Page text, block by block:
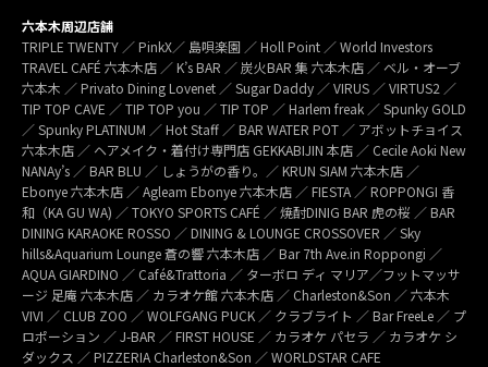
六本木周辺店舗
TRIPLE TWENTY ／ PinkX／ 島唄楽園 ／ Holl Point ／ World Investors
TRAVEL CAFÉ 六本木店 ／ K’s BAR ／ 炭火BAR 集 六本木店 ／ ベル・オーブ
六本木 ／ Privato Dining Lovenet ／ Sugar Daddy ／ VIRUS ／ VIRTUS2 ／
TIP TOP CAVE ／ TIP TOP you ／ TIP TOP ／ Harlem freak ／ Spunky GOLD
／ Spunky PLATINUM ／ Hot Staff ／ BAR WATER POT ／ アボットチョイス
六本木店 ／ ヘアメイク・着付け専門店 GEKKABIJIN 本店 ／ Cecile Aoki New
NANAy’s ／ BAR BLU ／ しょうがの香り。／ KRUN SIAM 六本木店 ／
Ebonye 六本木店 ／ Agleam Ebonye 六本木店 ／ FIESTA ／ ROPPONGI 香
和（KA GU WA) ／ TOKYO SPORTS CAFÉ ／ 焼酎DINIG BAR 虎の桜 ／ BAR
DINING KARAOKE ROSSO ／ DINING & LOUNGE CROSSOVER ／ Sky
hills&Aquarium Lounge 蒼の響 六本木店 ／ Bar 7th Ave.in Roppongi ／
AQUA GIARDINO ／ Café&Trattoria ／ ターボロ ディ マリア／フットマッサ
ージ 足庵 六本木店 ／ カラオケ館 六本木店 ／ Charleston&Son ／ 六本木
VIVI ／ CLUB ZOO ／ WOLFGANG PUCK ／ クラブライト ／ Bar FreeLe ／ プ
ロポーション ／ J-BAR ／ FIRST HOUSE ／ カラオケ パセラ ／ カラオケ シ
ダックス ／ PIZZERIA Charleston&Son ／ WORLDSTAR CAFE